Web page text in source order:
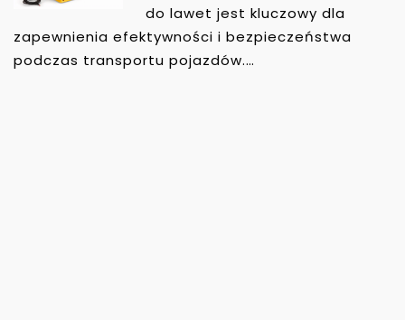
do lawet jest kluczowy dla
zapewnienia efektywności i bezpieczeństwa
podczas transportu pojazdów.…